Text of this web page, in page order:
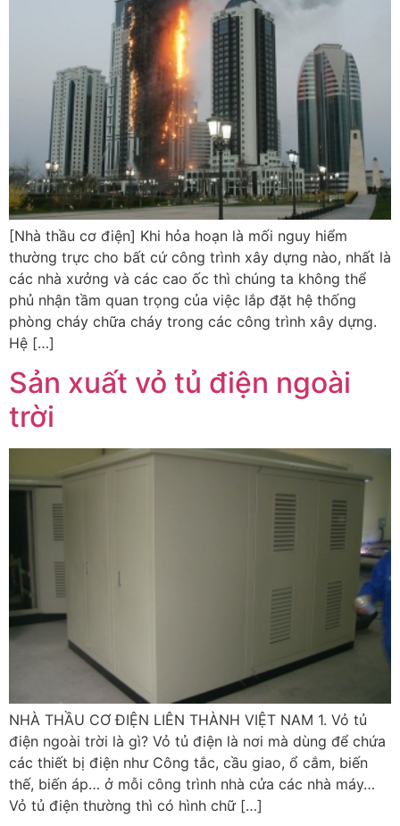
[Nhà thầu cơ điện] Khi hỏa hoạn là mối nguy hiểm
thường trực cho bất cứ công trình xây dựng nào, nhất là
các nhà xưởng và các cao ốc thì chúng ta không thể
phủ nhận tầm quan trọng của việc lắp đặt hệ thống
phòng cháy chữa cháy trong các công trình xây dựng.
Hệ […]
Sản xuất vỏ tủ điện ngoài
trời
NHÀ THẦU CƠ ĐIỆN LIÊN THÀNH VIỆT NAM 1. Vỏ tủ
điện ngoài trời là gì? Vỏ tủ điện là nơi mà dùng để chứa
các thiết bị điện như Công tắc, cầu giao, ổ cắm, biến
thế, biến áp… ở mỗi công trình nhà cửa các nhà máy…
Vỏ tủ điện thường thì có hình chữ […]